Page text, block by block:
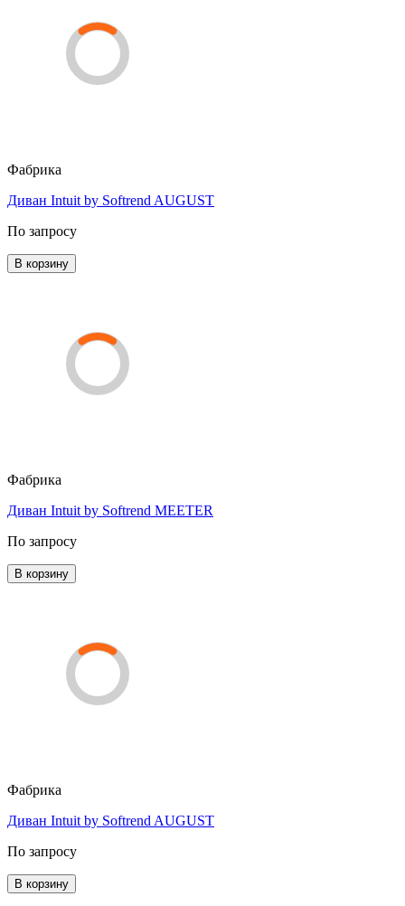
Фабрика
Диван Intuit by Softrend AUGUST
По запросу
В корзину
Фабрика
Диван Intuit by Softrend MEETER
По запросу
В корзину
Фабрика
Диван Intuit by Softrend AUGUST
По запросу
В корзину